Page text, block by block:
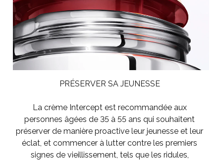
PRÉSERVER SA JEUNESSE
La crème Intercept est recommandée aux
personnes âgées de 35 à 55 ans qui souhaitent
préserver de manière proactive leur jeunesse et leur
éclat, et commencer à lutter contre les premiers
signes de vieillissement, tels que les ridules,